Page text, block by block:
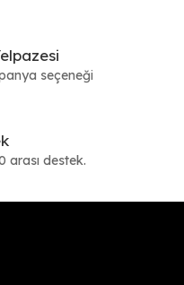
seçeneği
arası destek.